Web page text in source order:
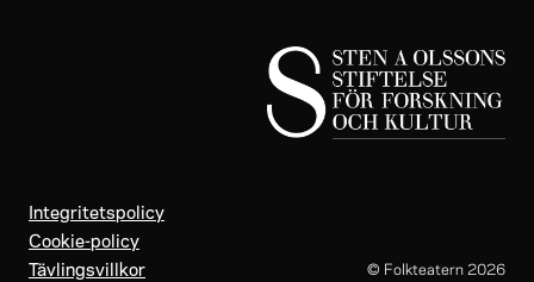
Integritetspolicy
Cookie-policy
Tävlingsvillkor
© Folkteatern 2026